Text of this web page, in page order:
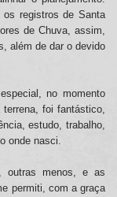
registros de Santa
de Chuva, assim,
além de dar o devido
no momento
foi fantástico,
estudo, trabalho,
onde nasci.
outras menos, e as
permiti, com a graça